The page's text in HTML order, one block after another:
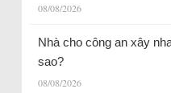
08/08/2026
Nhà cho công an xây
sao?
08/08/2026